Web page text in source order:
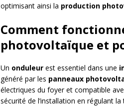
optimisant ainsi la production
Comment
photovoltaïque et
Un onduleur est essentiel dans une
généré par les panneaux
électriques du foyer et compatible
sécurité de l’installation en régulant